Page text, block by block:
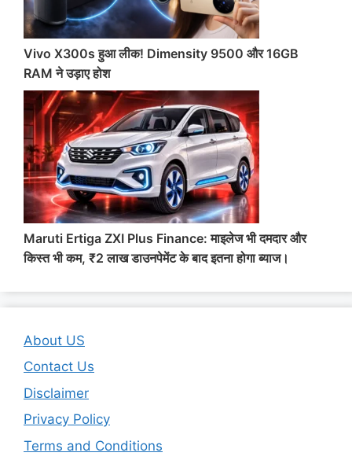
Vivo X300s हुआ लीक! Dimensity 9500 और 16GB
RAM ने उड़ाए होश
Maruti Ertiga ZXI Plus Finance: माइलेज भी दमदार और
किस्त भी कम, ₹2 लाख डाउनपेमेंट के बाद इतना होगा ब्याज।
About US
Contact Us
Disclaimer
Privacy Policy
Terms and Conditions